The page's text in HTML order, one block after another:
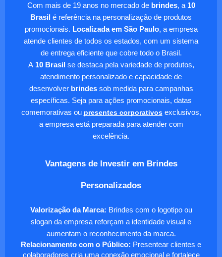
Com mais de 19 anos no mercado de brindes, a 10
Brasil é referência na personalização de produtos
promocionais. Localizada em São Paulo, a empresa
atende clientes de todos os estados, com um sistema
de entrega eficiente que cobre todo o Brasil.
A10 Brasilse destaca pela variedade de produtos,
atendimento personalizado e capacidade de
desenvolver brindessob medida para campanhas
específicas. Seja para ações promocionais, datas
comemorativas ou presentes corporativosexclusivos,
a empresa está preparada para atender com
excelência.
Vantagens de Investir em Brindes
Personalizados
Valorização da Marca: Brindes com o logotipo ou
slogan da empresa reforçam a identidade visual e
aumentam o reconhecimento da marca.
Relacionamento com o Público: Presentear clientes e
colaboradores cria uma conexão emocional e fortalece